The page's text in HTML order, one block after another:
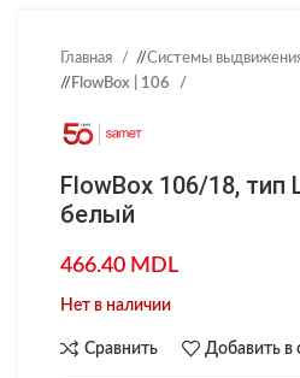
Главная / Системы
/ FlowBox | 106
FlowBox 106/18, тип
белый
466.40 MDL
Нет в наличии
Сравнить Добавить в